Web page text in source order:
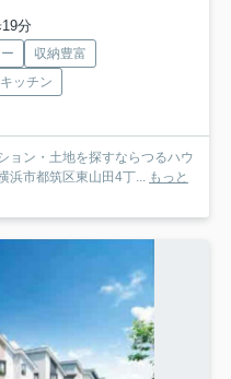
分
収納豊富
ッチン
ョン・土地を探すならつるハウ
浜市都筑区東山田4丁... もっと